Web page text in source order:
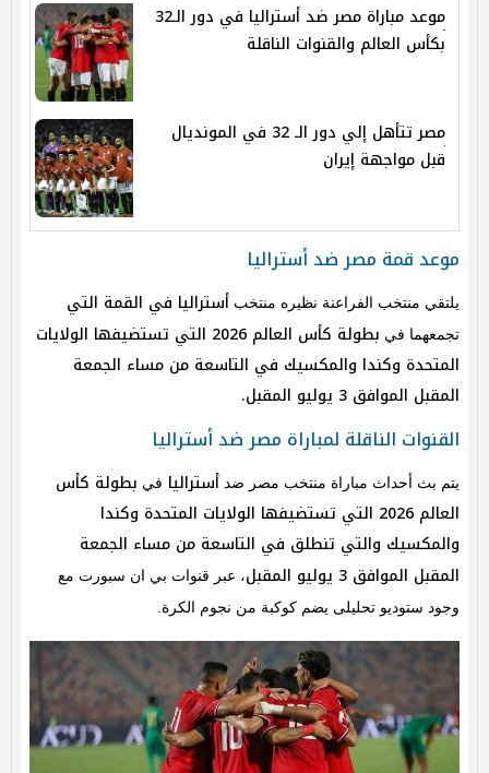
موعد مباراة مصر ضد أستراليا في دور الـ32
بكأس العالم والقنوات الناقلة
مصر تتأهل إلي دور الـ 32 في المونديال
قبل مواجهة إيران
موعد قمة مصر ضد أستراليا
يلتقي منتخب الفراعنة نظيره منتخب أستراليا في القمة التي
تجمعهما في
بطولة كأس العالم 2026 التي تستضيفها الولايات
المتحدة وكندا والمكسيك في التاسعة من مساء الجمعة
المقبل الموافق 3 يوليو المقبل.
القنوات الناقلة لمباراة مصر ضد أستراليا
يتم بث أحداث مباراة منتخب مصر ضد أستراليا في بطولة كأس
العالم 2026 التي تستضيفها الولايات المتحدة وكندا
والمكسيك والتي تنطلق في التاسعة من مساء الجمعة
المقبل الموافق 3 يوليو المقبل
، عبر قنوات بي ان سبورت مع
وجود ستوديو تحليلى يضم كوكبة من نجوم الكرة.